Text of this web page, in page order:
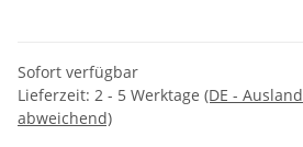
Sofort verfügbar
Lieferzeit: 2 - 5 Werktage (DE - Ausland
abweichend)